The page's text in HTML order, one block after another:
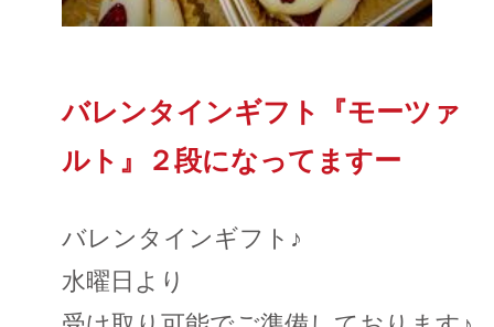
バレンタインギフト『モーツァ
ルト』２段になってますー
バレンタインギフト♪
水曜日より